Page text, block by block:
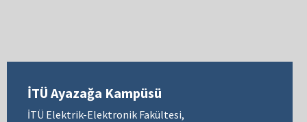
İTÜ Ayazağa Kampüsü
İTÜ Elektrik-Elektronik Fakültesi,